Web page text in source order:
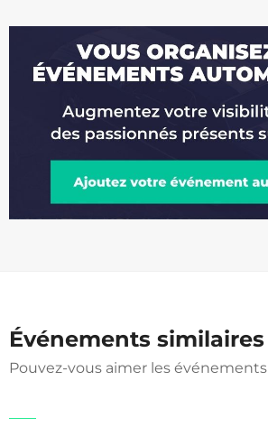
Événements similaires
Pouvez-vous aimer les événements